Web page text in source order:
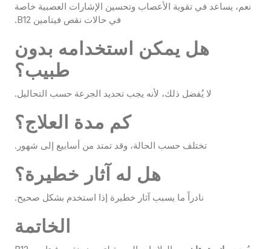
نعم، يساعد في تقوية الأعصاب وتحسين الإشارات العصبية خاصة
في حالات نقص فيتامين B12.
هل يمكن استخدامه بدون
طبيب؟
لا يُفضل ذلك، لأنه يجب تحديد الجرعة حسب التحاليل.
كم مدة العلاج؟
تختلف حسب الحالة، وقد تمتد من أسابيع إلى شهور.
هل له آثار خطيرة؟
نادراً ما يسبب آثار خطيرة إذا استخدم بشكل صحيح.
الخاتمة